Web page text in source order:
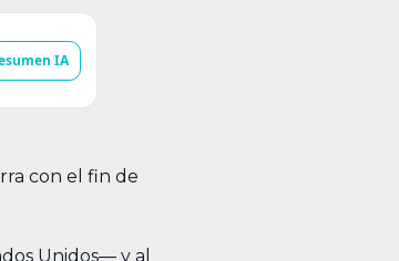
IA
con el fin de
Unidos— y al